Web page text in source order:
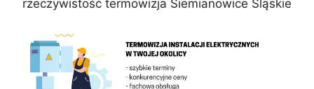
rzeczywistość termowizja Siemianowice Śląskie